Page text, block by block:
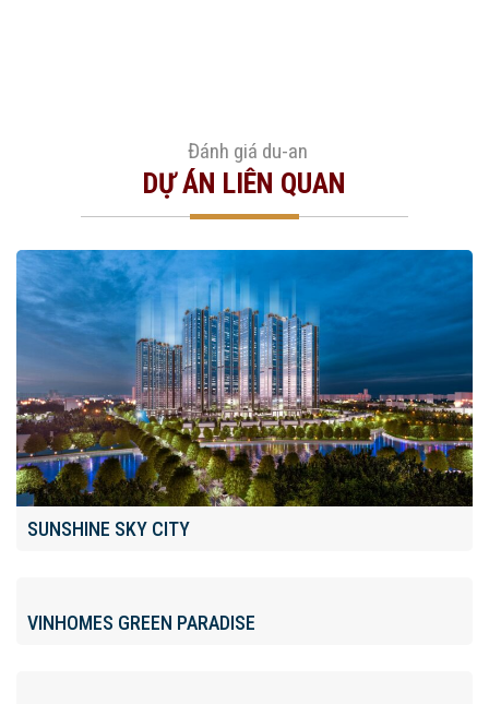
Đánh giá du-an
DỰ ÁN LIÊN QUAN
SUNSHINE SKY CITY
VINHOMES GREEN PARADISE